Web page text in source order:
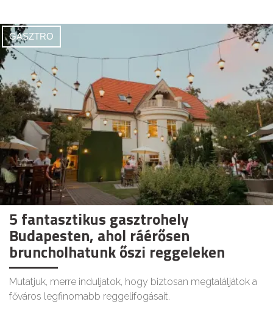
GASZTRO
5 fantasztikus gasztrohely
Budapesten, ahol ráérősen
bruncholhatunk őszi reggeleken
Mutatjuk, merre induljatok, hogy biztosan megtaláljátok a
főváros legfinomabb reggelifogásait.